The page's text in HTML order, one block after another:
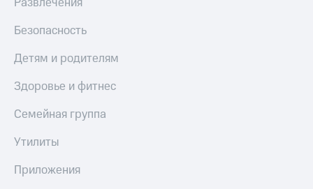
Безопасность
Детям и родителям
Здоровье и фитнес
Семейная группа
Утилиты
Приложения